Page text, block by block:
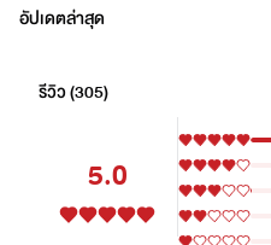
เธอถูกรังแกสารพัด เป็นเด็กหั
เธอเคยมีชีวิตอยู่เมื่อหลายร้อยปี
เป็นหมอ แม่มด ผู้บำเพ็ญ ได้
แต่นั่นก็เป็นเรื่องนานมาแล้ว...ชา
สุขไร้กังวล ใช้ชีวิตวัย
จัดการคนในตระกูล ฟาดหน้าเพื่
อัปเดตล่าสุด
รีวิว (305)
5.0